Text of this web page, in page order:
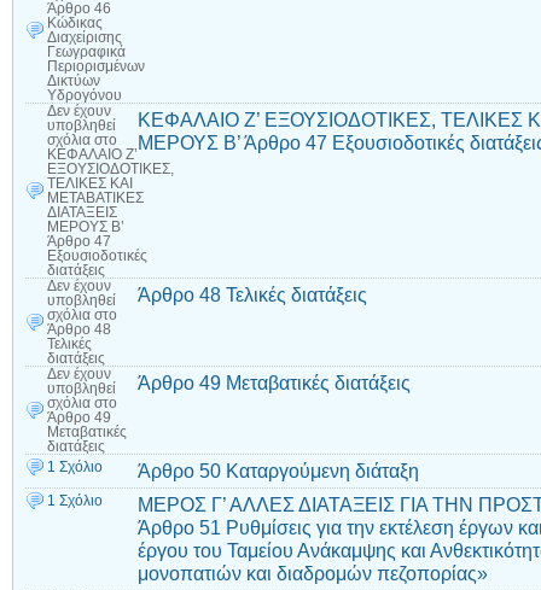
Άρθρο 46
Κώδικας
Διαχείρισης
Γεωγραφικά
Περιορισμένων
Δικτύων
Υδρογόνου
Δεν έχουν
υποβληθεί
σχόλια στο
ΚΕΦΑΛΑΙΟ Ζ’
ΕΞΟΥΣΙΟΔΟΤΙΚΕΣ,
ΤΕΛΙΚΕΣ ΚΑΙ
ΜΕΤΑΒΑΤΙΚΕΣ
ΔΙΑΤΑΞΕΙΣ
ΜΕΡΟΥΣ Β’
Άρθρο 47
Εξουσιοδοτικές
διατάξεις
ΚΕΦΑΛΑΙΟ Ζ’ ΕΞΟΥΣΙΟΔΟΤΙΚΕΣ, ΤΕΛΙΚΕΣ
ΜΕΡΟΥΣ Β’ Άρθρο 47 Εξουσιοδοτικές
Δεν έχουν
υποβληθεί
σχόλια στο
Άρθρο 48
Τελικές
διατάξεις
Άρθρο 48 Τελικές διατάξεις
Δεν έχουν
υποβληθεί
σχόλια στο
Άρθρο 49
Μεταβατικές
διατάξεις
Άρθρο 49 Μεταβατικές διατάξεις
1 Σχόλιο Άρθρο 50 Καταργούμενη διάταξη
1 Σχόλιο
ΜΕΡΟΣ Γ’ ΑΛΛΕΣ ΔΙΑΤΑΞΕΙΣ ΓΙΑ ΤΗΝ
Άρθρο 51 Ρυθμίσεις για την εκτέλεση έργων
έργου του Ταμείου Ανάκαμψης και
μονοπατιών και διαδρομών πεζοπορίας»